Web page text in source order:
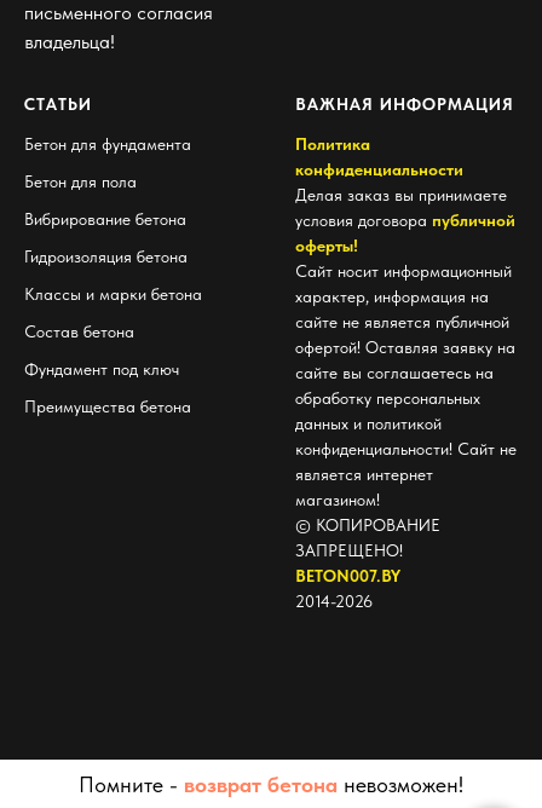
письменного согласия
владельца!
СТАТЬИ
Бетон для фундамента
Бетон для пола
Вибрирование бетона
Гидроизоляция бетона
Классы и марки бетона
Состав бетона
Фундамент под ключ
Преимущества бетона
ВАЖНАЯ ИНФОРМАЦИЯ
Политика
конфиденциальности
Делая заказ вы принимаете
условия договора публичной
оферты!
Сайт носит информационный
характер, информация на
сайте не является публичной
офертой! Оставляя заявку на
сайте вы соглашаетесь на
обработку персональных
данных и политикой
конфиденциальности! Сайт не
является интернет
магазином!
© КОПИРОВАНИЕ
ЗАПРЕЩЕНО!
BETON007.BY
2014-2026
Помните - возврат бетона невозможен!